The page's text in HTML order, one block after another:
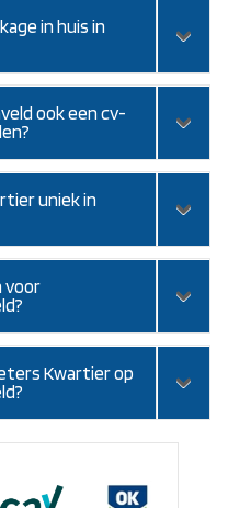
in huis in
ook een cv-
uniek in
voor
Kwartier op